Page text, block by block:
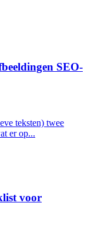
SEO-
teksten) twee
er op...
voor